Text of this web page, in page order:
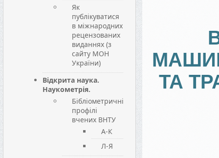
Як
публікуватися
в міжнародних
рецензованих
виданнях (з
сайту МОН
України)
Відкрита наука.
Наукометрія.
Бібліометричні
профілі
вчених ВНТУ
А-К
Л-Я
ТА